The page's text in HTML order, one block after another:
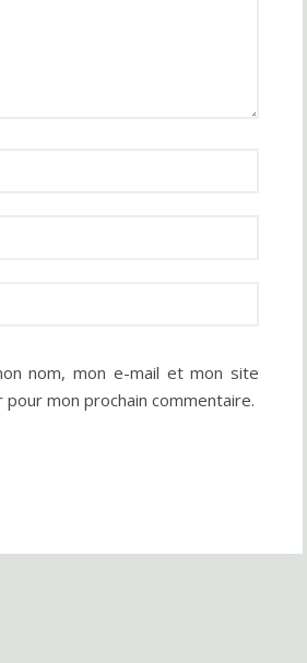
nom, mon e-mail et mon site
pour mon prochain commentaire.